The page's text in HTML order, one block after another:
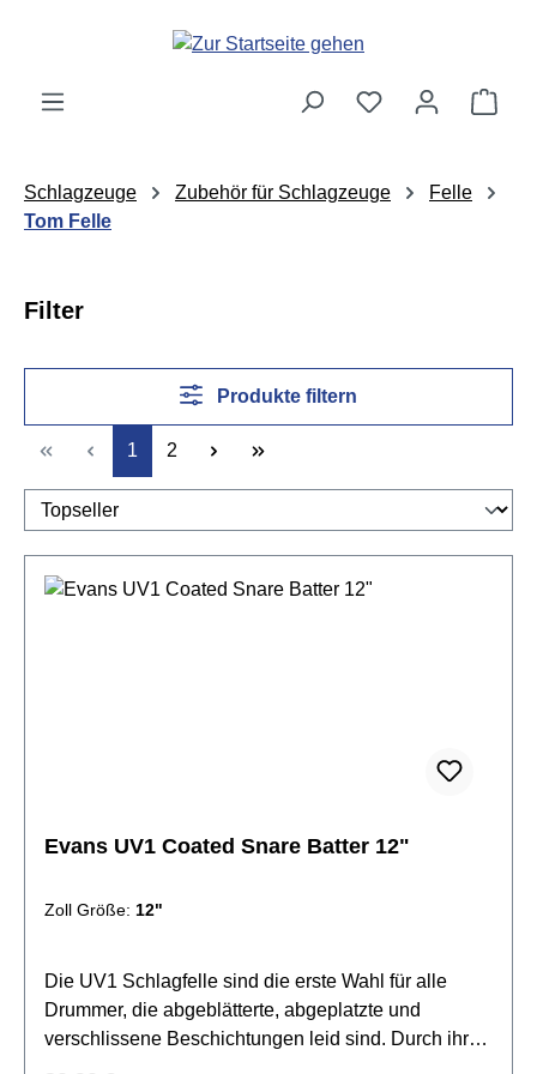
Zum Hauptinhalt springen
Schlagzeuge Zubehör für Schlagzeuge
Felle
Tom Felle
Filter
Produkte filtern
Seite
1 Seite
2
Evans UV1 Coated Snare Batter 12"
Zoll Größe: 12"
Die UV1 Schlagfelle sind die erste Wahl für alle
Drummer, die abgeblätterte, abgeplatzte und
verschlissene Beschichtungen leid sind. Durch ihre